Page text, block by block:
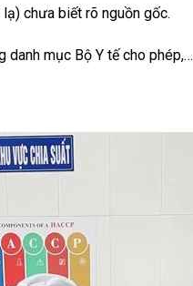
chưa biết rõ nguồn gốc.
danh mục Bộ Y tế cho phép,…